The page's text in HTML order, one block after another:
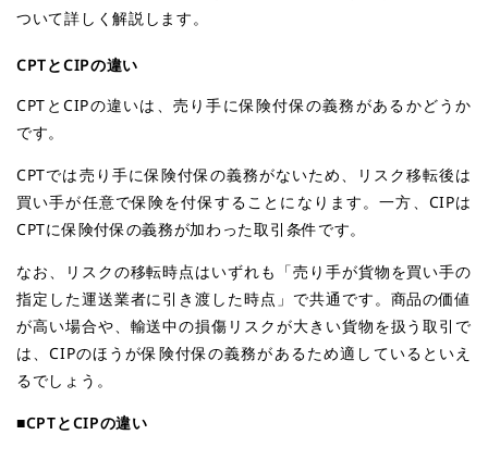
ついて詳しく解説します。
CPTとCIPの違い
CPTとCIPの違いは、売り手に保険付保の義務があるかどうか
です。
CPTでは売り手に保険付保の義務がないため、リスク移転後は
買い手が任意で保険を付保することになります。一方、CIPは
CPTに保険付保の義務が加わった取引条件です。
なお、リスクの移転時点はいずれも「売り手が貨物を買い手の
指定した運送業者に引き渡した時点」で共通です。商品の価値
が高い場合や、輸送中の損傷リスクが大きい貨物を扱う取引で
は、CIPのほうが保険付保の義務があるため適しているといえ
るでしょう。
■CPTとCIPの違い